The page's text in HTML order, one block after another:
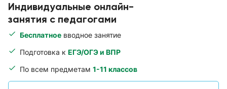
Индивидуальные онлайн-
занятия с педагогами
Бесплатное вводное занятие
Подготовка к ЕГЭ/ОГЭ и ВПР
По всем предметам 1-11 классов